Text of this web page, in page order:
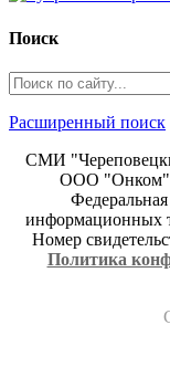
Поиск
Расширенный поиск
СМИ
ООО "Онком",
информационных
Номер
Политика